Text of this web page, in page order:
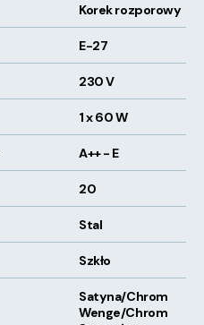
Korek rozporowy
E-27
230 V
1 x 60 W
A++ - E
20
Stal
Szkło
Satyna/Chrom
Wenge/Chrom